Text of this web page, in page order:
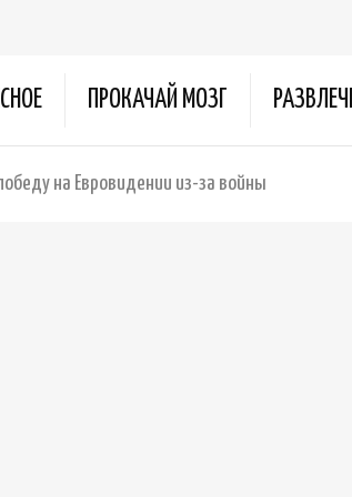
ПРОКАЧАЙ МОЗГ
на Евровидении из-за войны